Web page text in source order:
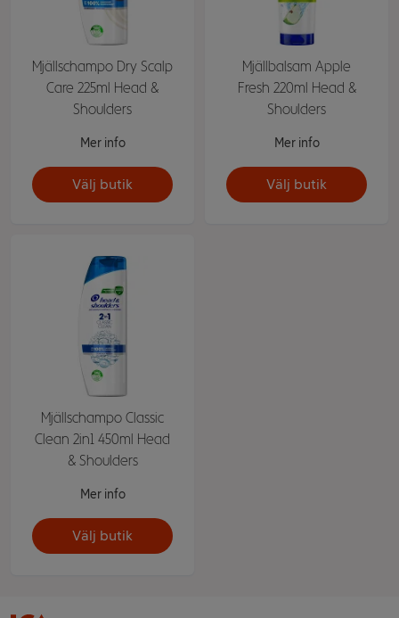
Mjällschampo Dry Scalp
Care 225ml Head &
Shoulders
Mer info
Välj butik
Mjällbalsam Apple
Fresh 220ml Head &
Shoulders
Mer info
Välj butik
Mjällschampo Classic
Clean 2in1 450ml Head
& Shoulders
Mer info
Välj butik